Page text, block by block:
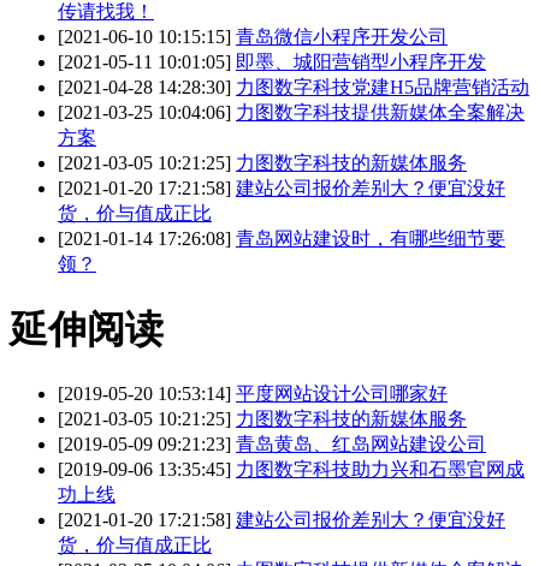
传请找我！
[2021-06-10 10:15:15] 青岛微信小程序开发公司
[2021-05-11 10:01:05] 即墨、城阳营销型小程序开发
[2021-04-28 14:28:30] 力图数字科技党建H5品牌营销活动
[2021-03-25 10:04:06] 力图数字科技提供新媒体全案解决
方案
[2021-03-05 10:21:25] 力图数字科技的新媒体服务
[2021-01-20 17:21:58] 建站公司报价差别大？便宜没好
货，价与值成正比
[2021-01-14 17:26:08] 青岛网站建设时，有哪些细节要
领？
延伸阅读
[2019-05-20 10:53:14] 平度网站设计公司哪家好
[2021-03-05 10:21:25] 力图数字科技的新媒体服务
[2019-05-09 09:21:23] 青岛黄岛、红岛网站建设公司
[2019-09-06 13:35:45] 力图数字科技助力兴和石墨官网成
功上线
[2021-01-20 17:21:58] 建站公司报价差别大？便宜没好
货，价与值成正比